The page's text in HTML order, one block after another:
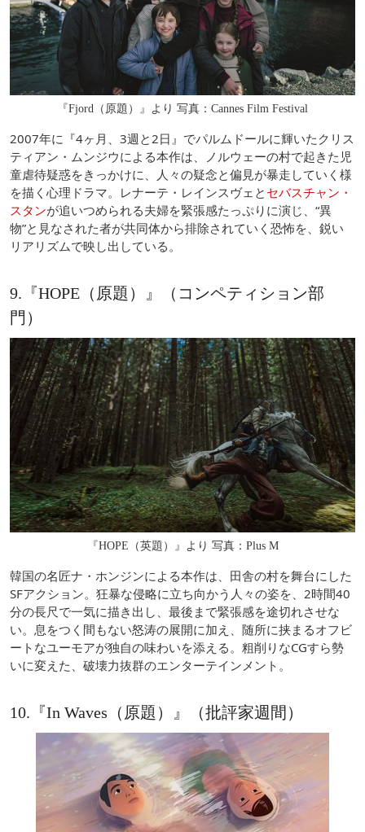
『Fjord（原題）』より 写真：Cannes Film Festival
2007年に『4ヶ月、3週と2日』でパルムドールに輝いたクリス
ティアン・ムンジウによる本作は、ノルウェーの村で起きた児
童虐待疑惑をきっかけに、人々の疑念と偏見が暴走していく様
を描く心理ドラマ。レナーテ・レインスヴェと セバスチャン・
スタンが追いつめられる夫婦を緊張感たっぷりに演じ、“異
物”と見なされた者が共同体から排除されていく恐怖を、鋭い
リアリズムで映し出している。
9.『HOPE（原題）』（コンペティション部
門）
『HOPE（英題）』より 写真：Plus M
韓国の名匠ナ・ホンジンによる本作は、田舎の村を舞台にした
SFアクション。狂暴な侵略に立ち向かう人々の姿を、2時間40
分の長尺で一気に描き出し、最後まで緊張感を途切れさせな
い。息をつく間もない怒涛の展開に加え、随所に挟まるオフビ
ートなユーモアが独自の味わいを添える。粗削りなCGすら勢
いに変えた、破壊力抜群のエンターテインメント。
10.『In Waves（原題）』（批評家週間）